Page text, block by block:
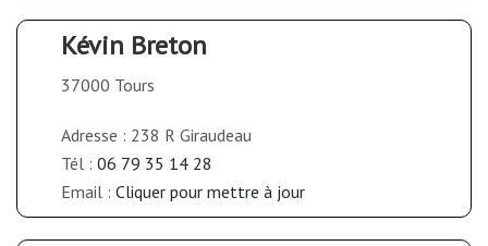
Kévin Breton
37000 Tours
Adresse : 238 R Giraudeau
Tél : 06 79 35 14 28
Email : Cliquer pour mettre à jour